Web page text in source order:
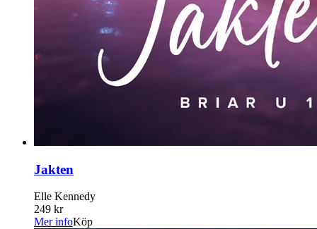
Jakten
Elle Kennedy
249 kr
Mer infoKöp